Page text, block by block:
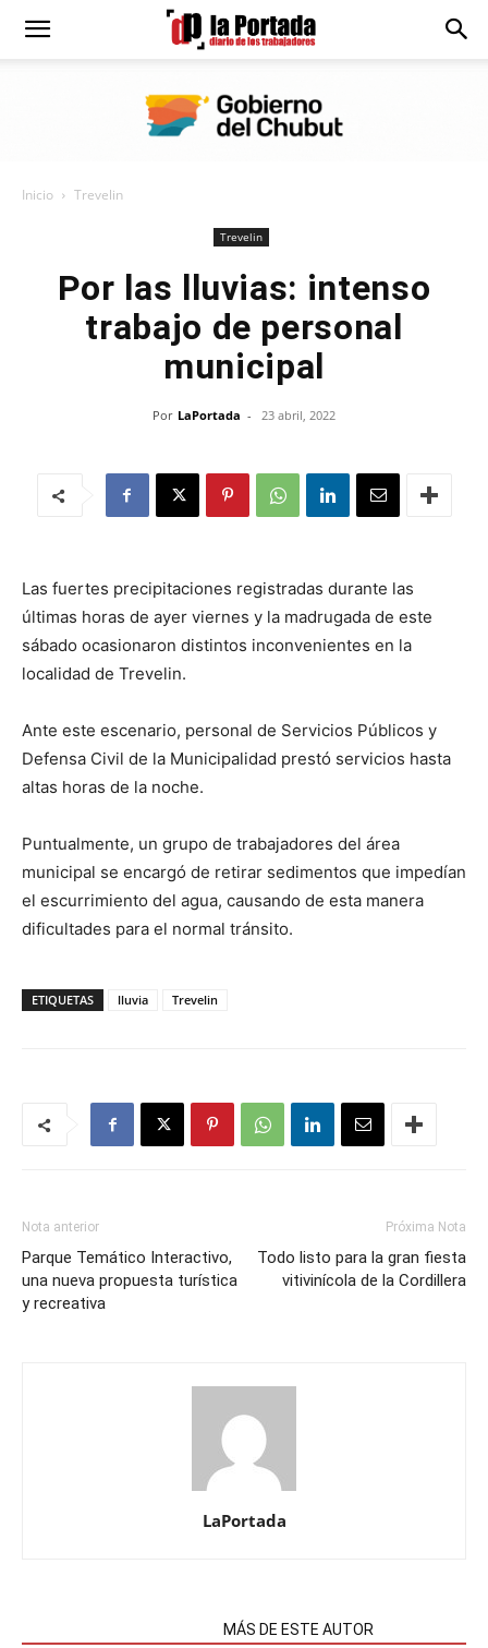
Diario
Inicio Trevelin
Trevelin
Por las lluvias: intenso
trabajo de personal
municipal
Por LaPortada - 23 abril, 2022
Las fuertes precipitaciones registradas durante las
últimas horas de ayer viernes y la madrugada de este
sábado ocasionaron distintos inconvenientes en la
localidad de Trevelin.
Ante este escenario, personal de Servicios Públicos y
Defensa Civil de la Municipalidad prestó servicios hasta
altas horas de la noche.
Puntualmente, un grupo de trabajadores del área
municipal se encargó de retirar sedimentos que impedían
el escurrimiento del agua, causando de esta manera
dificultades para el normal tránsito.
ETIQUETAS lluvia Trevelin
Nota anterior
Parque Temático Interactivo,
una nueva propuesta turística
y recreativa
Próxima Nota
Todo listo para la gran fiesta
vitivinícola de la Cordillera
LaPortada
MÁS DE ESTE AUTOR